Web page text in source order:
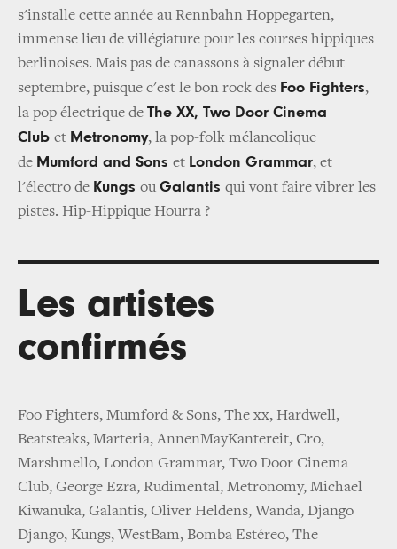
s'installe cette année au Rennbahn Hoppegarten,
immense lieu de villégiature pour les courses hippiques
berlinoises. Mais pas de canassons à signaler début
septembre, puisque c'est le bon rock des Foo Fighters,
la pop électrique de The XX, Two Door Cinema
Club et Metronomy, la pop-folk mélancolique
de Mumford and Sons et London Grammar, et
l'électro de Kungs ou Galantis qui vont faire vibrer les
pistes. Hip-Hippique Hourra ?
Les artistes
confirmés
Foo Fighters, Mumford & Sons, The xx, Hardwell,
Beatsteaks, Marteria, AnnenMayKantereit, Cro,
Marshmello, London Grammar, Two Door Cinema
Club, George Ezra, Rudimental, Metronomy, Michael
Kiwanuka, Galantis, Oliver Heldens, Wanda, Django
Django, Kungs, WestBam, Bomba Estéreo, The